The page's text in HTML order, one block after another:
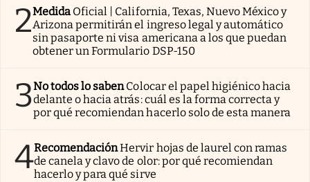
2Medida Oficial | California, Texas, Nuevo México y
Arizona permitirán el ingreso legal y automático
sin pasaporte ni visa americana a los que puedan
obtener un Formulario DSP-150
3No todos lo sabenColocar el papel higiénico hacia
delante o hacia atrás: cuál es la forma correcta y
por qué recomiendan hacerlo solo de esta manera
4RecomendaciónHervir hojas de laurel con ramas
de canela y clavo de olor: por qué recomiendan
hacerlo y para qué sirve